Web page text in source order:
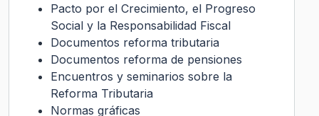
Pacto por el Crecimiento, el Progreso
Social y la Responsabilidad Fiscal
Documentos reforma tributaria
Documentos reforma de pensiones
Encuentros y seminarios sobre la
Reforma Tributaria
Normas gráficas